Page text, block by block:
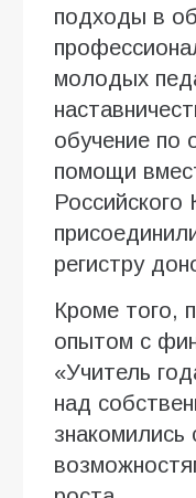
подходы в
молодых
обучение по
помощи
Российского
регистру
Кроме того,
опытом с
«Учитель
над
знакомились